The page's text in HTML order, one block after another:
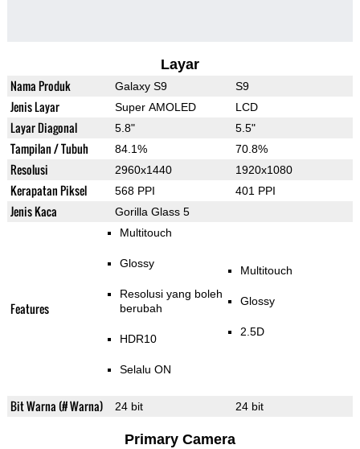
Layar
Nama Produk Galaxy S9 S9
Jenis Layar Super AMOLED LCD
Layar Diagonal 5.8" 5.5"
Tampilan / Tubuh 84.1% 70.8%
Resolusi 2960x1440 1920x1080
Kerapatan Piksel 568 PPI 401 PPI
Jenis Kaca Gorilla Glass 5
Features
Multitouch
Glossy
Resolusi yang boleh
berubah
HDR10
Selalu ON
Multitouch
Glossy
2.5D
Bit Warna (# Warna) 24 bit 24 bit
Primary Camera